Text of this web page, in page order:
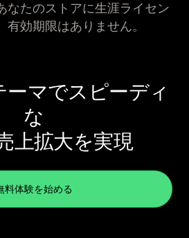
なたのストアに生涯ライセン
効期限はありません。
マでスピーディ
な
上拡大を実現
料体験を始める